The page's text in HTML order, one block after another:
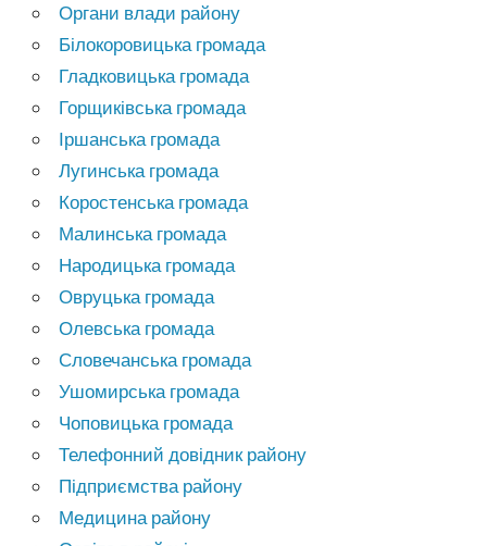
Органи влади району
Білокоровицька громада
Гладковицька громада
Горщиківська громада
Іршанська громада
Лугинська громада
Коростенська громада
Малинська громада
Народицька громада
Овруцька громада
Олевська громада
Словечанська громада
Ушомирська громада
Чоповицька громада
Телефонний довідник району
Підприємства району
Медицина району